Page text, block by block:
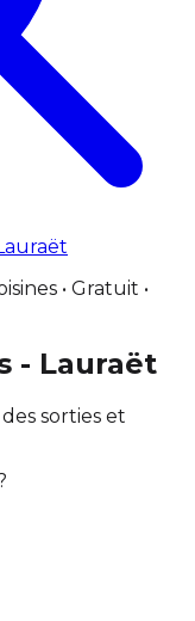
• Gratuit •
- Lauraët
sorties et